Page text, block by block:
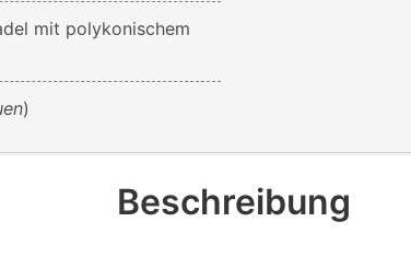
mit polykonischem
)
Beschreibung